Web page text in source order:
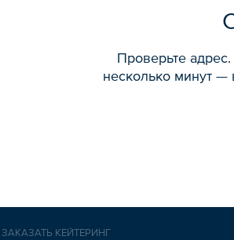
Проверьте
несколько минут —
ЗАКАЗАТЬ КЕЙТЕРИНГ